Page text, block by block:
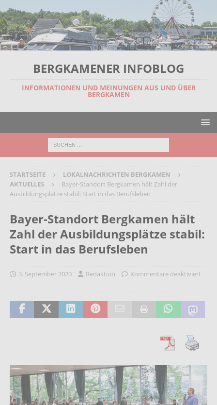
BERGKAMENER INFOBLOG
INFORMATIONEN UND MEINUNGEN AUS UND ÜBER
BERGKAMEN
STARTSEITE
LOKALNACHRICHTEN BERGKAMEN
AKTUELLES
Bayer-Standort Bergkamen hält Zahl der
Ausbildungsplätze stabil: Start in das Berufsleben
Bayer-Standort Bergkamen hält
Zahl der Ausbildungsplätze stabil:
Start in das Berufsleben
3. September 2020 Redaktion Kommentare deaktiviert